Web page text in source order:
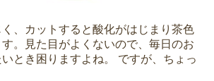
、カットすると酸化がはじまり茶色
。見た目がよくないので、毎日のお
とき困りますよね。 ですが、ちょっ